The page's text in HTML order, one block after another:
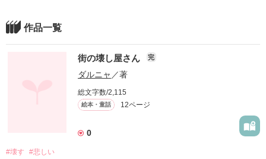
作品一覧
街の壊し屋さん 完
ダルニャ ／著
総文字数/2,115
絵本・童話 12ページ
0
#壊す #悲しい